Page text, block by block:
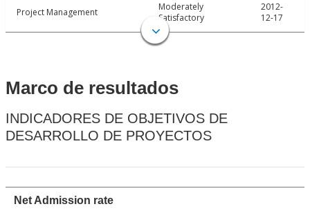
Project Management
Moderately
Satisfactory
2012-
12-17
Marco de resultados
INDICADORES DE OBJETIVOS DE
DESARROLLO DE PROYECTOS
Net Admission rate